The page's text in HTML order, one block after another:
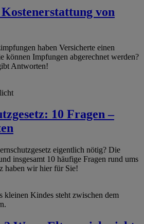
von
haben Versicherte einen
können Impfungen abgerechnet werden?
Antworten!
10 Fragen –
eigentlich nötig? Die
insgesamt 10 häufige Fragen rund ums
haben wir hier für Sie!